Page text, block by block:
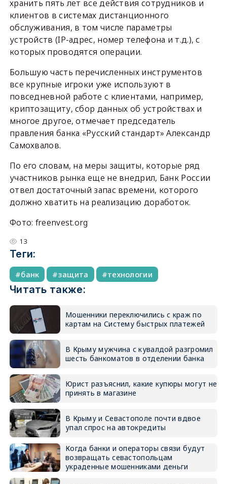
хранить пять лет все действия сотрудников и
клиентов в системах дистанционного
обслуживания, в том числе параметры
устройств (IP-адрес, номер телефона и т.д.), с
которых проводятся операции.
Большую часть перечисленных инструментов
все крупные игроки уже используют в
повседневной работе с клиентами, например,
криптозащиту, сбор данных об устройствах и
многое другое, отмечает председатель
правления банка «Русский стандарт» Александр
Самохвалов.
По его словам, на меры защиты, которые ряд
участников рынка еще не внедрил, Банк России
отвел достаточный запас времени, которого
должно хватить на реализацию доработок.
Фото: freenvest.org
13
Теги:
банк защита технологии
Читать также:
Мошенники переключились с краж по
картам на Систему быстрых платежей
В Крыму мужчина с кувалдой разгромил
шесть банкоматов в отделении банка
Юрист разъяснил, какие купюры могут не
принять в магазине
В Крыму и Севастополе почти вдвое
упал спрос на автокредиты
Когда банки и операторы связи будут
возвращать севастопольцам
украденные мошенниками деньги